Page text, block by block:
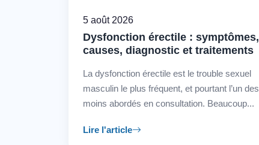
5 août 2026
Dysfonction érectile : symptômes,
causes, diagnostic et traitements
La dysfonction érectile est le trouble sexuel
masculin le plus fréquent, et pourtant l’un des
moins abordés en consultation. Beaucoup...
Lire l'article